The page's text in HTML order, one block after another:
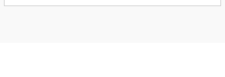
Soru Sor